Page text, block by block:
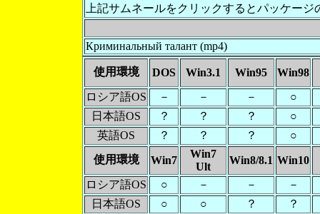
上記サムネールをクリックするとパッケー
Криминальный талант (mp4)
使用環境 DOS Win3.1 Win95
Win98
ロシア語OS
－ － －
○
日本語OS
？ ？ ？
○
英語OS
？ ？ ？
○
使用環境
Win7
Win7
Ult
Win8/8.1 Win10
ロシア語OS
○ － －
－
日本語OS
○ ○ ？
？